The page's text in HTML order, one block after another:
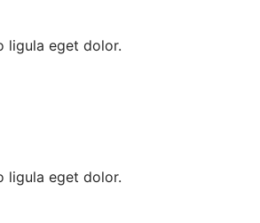
ligula eget dolor.
ligula eget dolor.